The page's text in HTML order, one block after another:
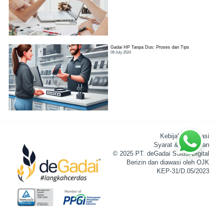
Gadai HP Tanpa Dus: Proses dan Tips
09 July 2024
Kebijakan Privasi
Syarat & Ketentuan
© 2025 PT. deGadai Solusi Digital
Berizin dan diawasi oleh OJK
KEP-31/D.05/2023